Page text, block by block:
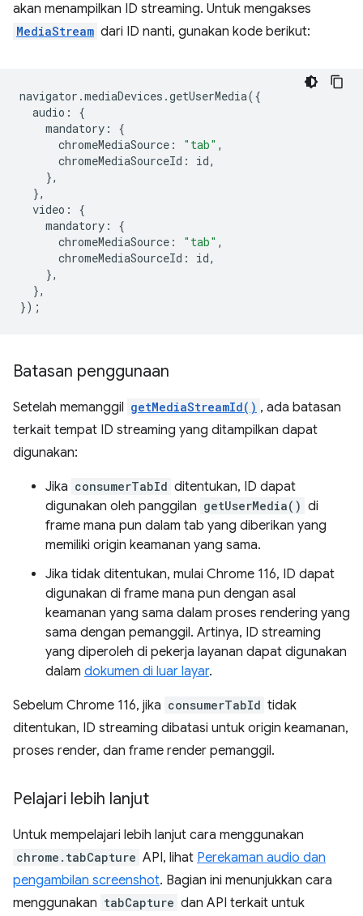
akan menampilkan ID streaming. Untuk mengakses
MediaStream dari ID nanti, gunakan kode berikut:
navigator .mediaDevices .getUserMedia({
audio :
{
mandatory :
{
chromeMediaSource : "tab" ,
chromeMediaSourceId : id,
},
},
video :
{
mandatory :
{
chromeMediaSource : "tab" ,
chromeMediaSourceId : id,
},
},
});
Batasan penggunaan
Setelah memanggil getMediaStreamId() , ada batasan
terkait tempat ID streaming yang ditampilkan dapat
digunakan:
Jika consumerTabId ditentukan, ID dapat
digunakan oleh panggilan getUserMedia() di
frame mana pun dalam tab yang diberikan yang
memiliki origin keamanan yang sama.
Jika tidak ditentukan, mulai Chrome 116, ID dapat
digunakan di frame mana pun dengan asal
keamanan yang sama dalam proses rendering yang
sama dengan pemanggil. Artinya, ID streaming
yang diperoleh di pekerja layanan dapat digunakan
dalam dokumen di luar layar.
Sebelum Chrome 116, jika consumerTabId tidak
ditentukan, ID streaming dibatasi untuk origin keamanan,
proses render, dan frame render pemanggil.
Pelajari lebih lanjut
Untuk mempelajari lebih lanjut cara menggunakan
chrome.tabCapture API, lihat Perekaman audio dan
pengambilan screenshot. Bagian ini menunjukkan cara
menggunakan tabCapture dan API terkait untuk